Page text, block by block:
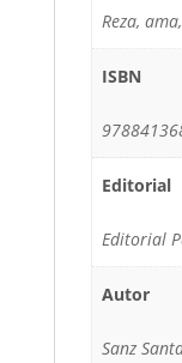
Reza,
ISBN
Editorial
Editorial
Autor
Sanz